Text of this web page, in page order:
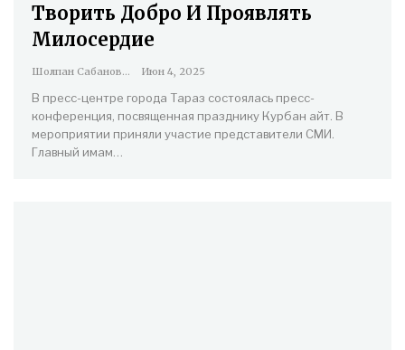
Творить Добро И Проявлять
Милосердие
Шолпан Сабанова Июн 4, 2025
В пресс-центре города Тараз состоялась пресс-
конференция, посвященная празднику Курбан айт. В
мероприятии приняли участие представители СМИ.
Главный имам…